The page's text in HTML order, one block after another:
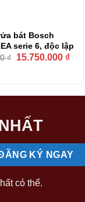
bát Bosch
serie 6, độc lập
₫
Giá
15.750.000 ₫Giá
có thể.